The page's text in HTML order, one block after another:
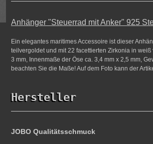
Anhänger "Steuerrad mit Anker" 925
Ein elegantes maritimes Accessoire ist dieser
teilvergoldet und mit 22 facettierten Zirkonia in
3 mm, Innenmaße der Öse ca. 3,4 mm x 2,5 mm,
beachten Sie die Maße! Auf dem Foto kann der
Hersteller
JOBO Qualitätsschmuck